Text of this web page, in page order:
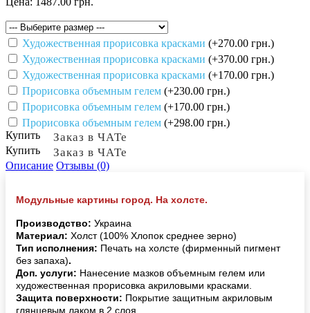
Художественная прорисовка красками (+270.00 грн.)
Художественная прорисовка красками (+370.00 грн.)
Художественная прорисовка красками (+170.00 грн.)
Прорисовка объемным гелем (+230.00 грн.)
Прорисовка объемным гелем (+170.00 грн.)
Прорисовка объемным гелем (+298.00 грн.)
Купить
Заказ в ЧАТе
Купить Заказ в ЧАТе
Описание Отзывы (0)
Модульные картины город. На холсте.
Производство: Украина
Материал: Холст (100% Хлопок среднее зерно)
Тип исполнения: Печать на холсте (фирменный пигмент
без запаха).
Доп. услуги: Нанесение мазков объемным гелем или
художественная прорисовка акриловыми красками.
Защита поверхности: Покрытие защитным акриловым
глянцевым лаком в 2 слоя.